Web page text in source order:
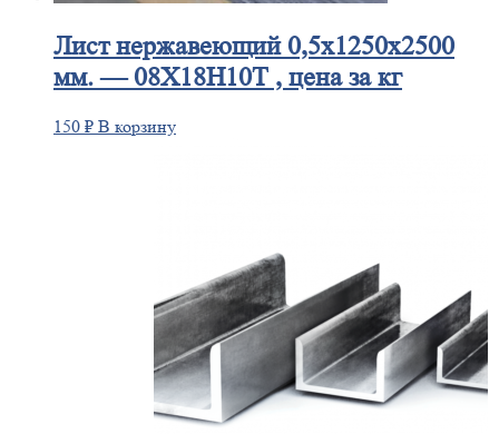
Листнержавеющий 0,5x1250x2500
мм. — 08Х18Н10Т , цена за кг
150 ₽ В корзину